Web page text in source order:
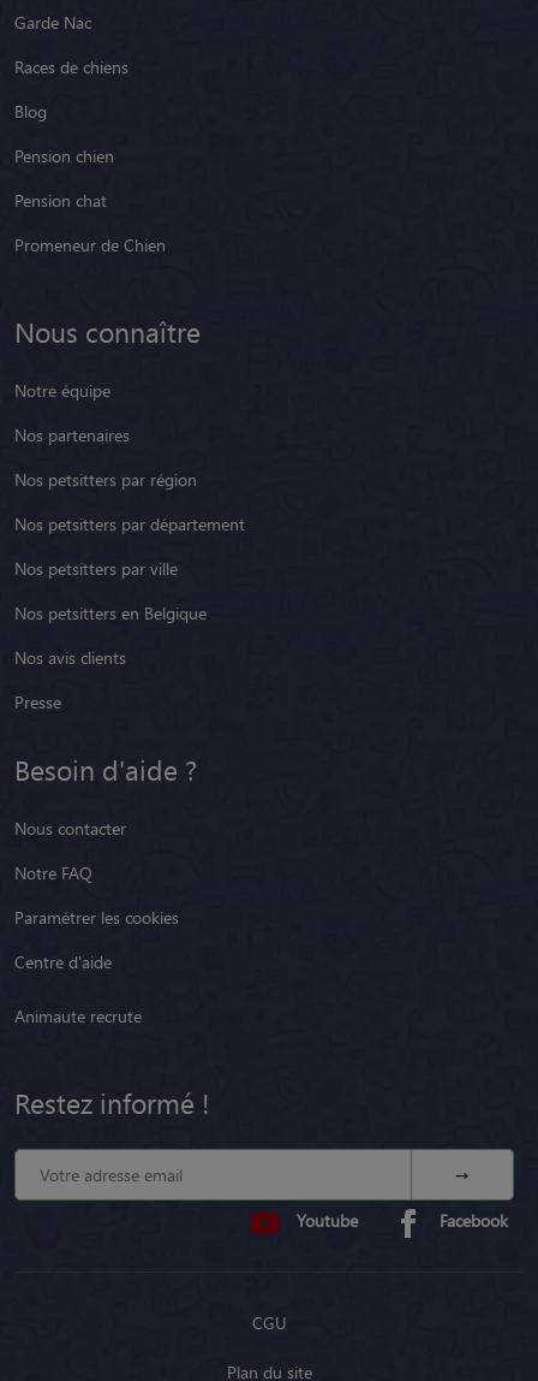
Garde Nac
Races de chiens
Blog
Pension chien
Pension chat
Promeneur de Chien
Nous connaître
Notre équipe
Nos partenaires
Nos petsitters par région
Nos petsitters par département
Nos petsitters par ville
Nos petsitters en Belgique
Nos avis clients
Presse
Besoin d'aide ?
Nous contacter
Notre FAQ
Paramétrer les cookies
Centre d'aide
Animaute recrute
Restez informé !
Youtube Facebook
CGU
Plan du site